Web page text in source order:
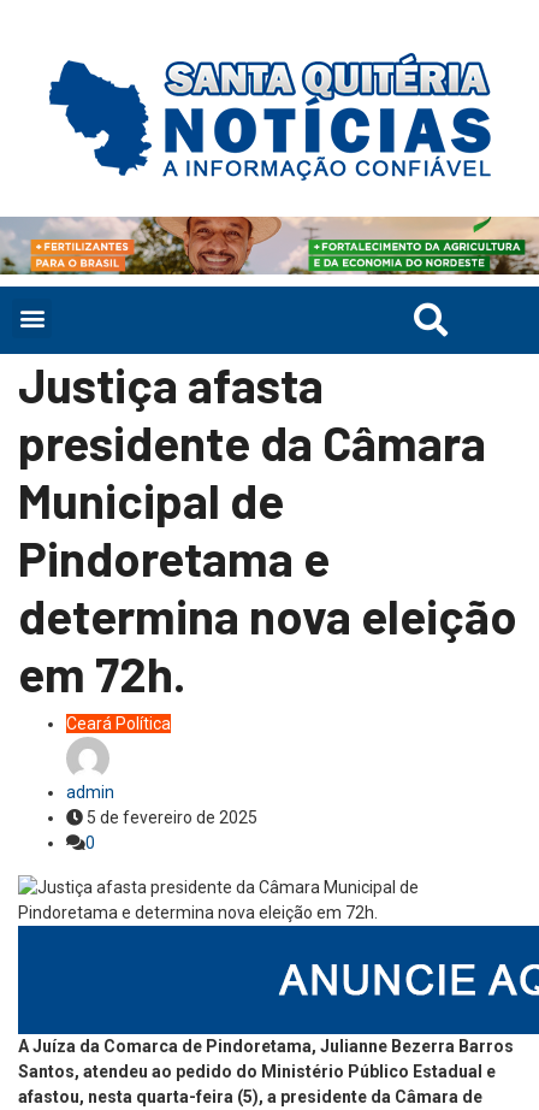
Justiça afasta
presidente da Câmara
Municipal de
Pindoretama e
determina nova eleição
em 72h.
Ceará Política
admin
5 de fevereiro de 2025
0
A Juíza da Comarca de Pindoretama, Julianne Bezerra Barros
Santos, atendeu ao pedido do Ministério Público Estadual e
afastou, nesta quarta-feira (5), a presidente da Câmara de